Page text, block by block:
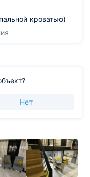
кроватью)
Нет